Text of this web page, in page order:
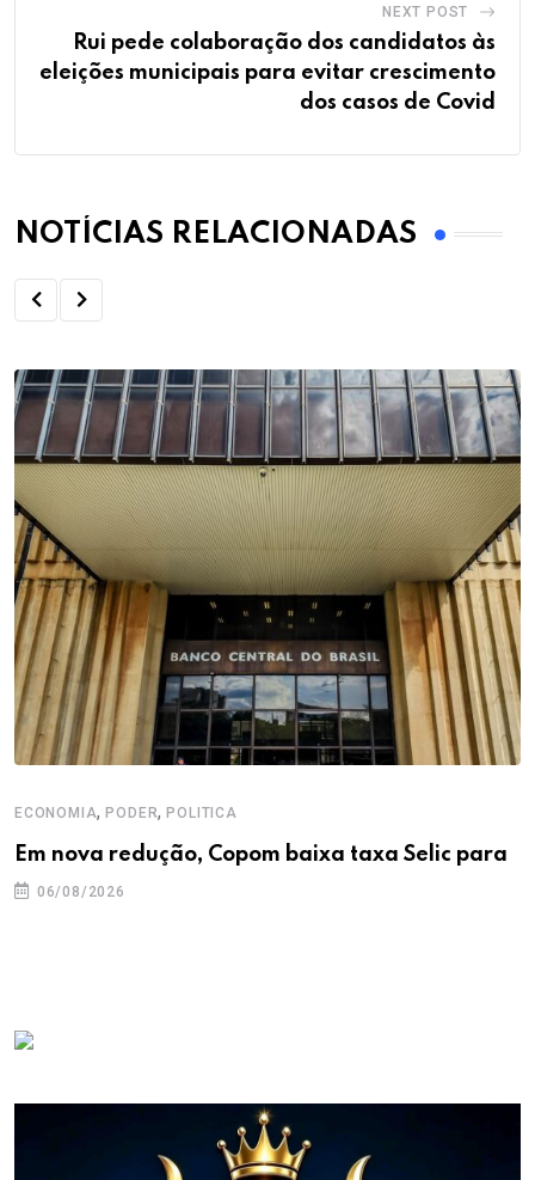
NEXT POST
Rui pede colaboração dos candidatos às
eleições municipais para evitar crescimento
dos casos de Covid
NOTÍCIAS RELACIONADAS
ECONOMIA,PODER,POLITICA
Em nova redução, Copom baixa taxa Selic para
06/08/2026